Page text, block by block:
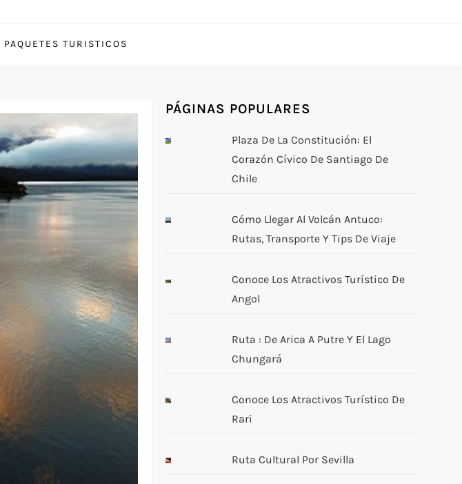
PAQUETES TURISTICOS
PÁGINAS POPULARES
Plaza De La Constitución: El
Corazón Cívico De Santiago De
Chile
Cómo Llegar Al Volcán Antuco:
Rutas, Transporte Y Tips De Viaje
Conoce Los Atractivos Turístico De
Angol
Ruta : De Arica A Putre Y El Lago
Chungará
Conoce Los Atractivos Turístico De
Rari
Ruta Cultural Por Sevilla